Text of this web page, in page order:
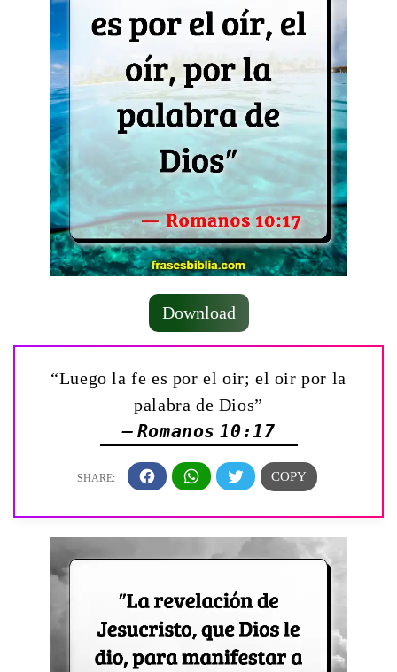
Download
“Luego la fe es por el oir; el oir por la
palabra de Dios”
— Romanos 10:17